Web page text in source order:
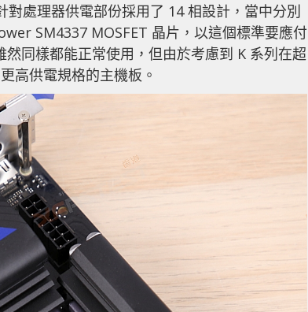
處理器供電部份採用了 14 相設計，當中分別
SM4337 MOSFET 晶片，以這個標準要應付
同樣都能正常使用，但由於考慮到 K 系列在超
高供電規格的主機板。